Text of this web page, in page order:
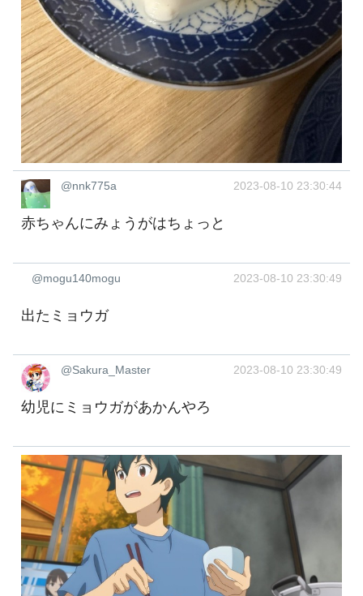
@nnk775a 2023-08-10 23:30:44
赤ちゃんにみょうがはちょっと
@mogu140mogu 2023-08-10 23:30:49
出たミョウガ
@Sakura_Master 2023-08-10 23:30:49
幼児にミョウガがあかんやろ